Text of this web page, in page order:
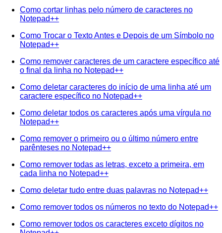
Como cortar linhas pelo número de caracteres no
Notepad++
Como Trocar o Texto Antes e Depois de um Símbolo no
Notepad++
Como remover caracteres de um caractere específico até
o final da linha no Notepad++
Como deletar caracteres do início de uma linha até um
caractere específico no Notepad++
Como deletar todos os caracteres após uma vírgula no
Notepad++
Como remover o primeiro ou o último número entre
parênteses no Notepad++
Como remover todas as letras, exceto a primeira, em
cada linha no Notepad++
Como deletar tudo entre duas palavras no Notepad++
Como remover todos os números no texto do Notepad++
Como remover todos os caracteres exceto dígitos no